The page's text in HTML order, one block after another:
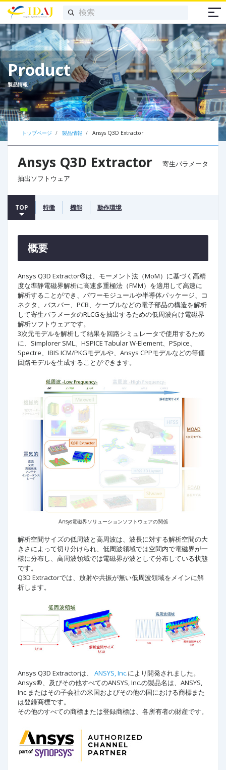
Product
製品情報
トップページ 製品情報 Ansys Q3D Extractor
Ansys Q3D Extractor
寄生パラメータ
抽出ソフトウェア
TOP 特徴 機能 動作環境
概要
Ansys Q3D Extractor®は、モーメント法（MoM）に基づく高精
度な準静電磁界解析に高速多重極法（FMM）を適用して高速に
解析することができ、パワーモジュールや半導体パッケージ、コ
ネクタ、バスバー、PCB、ケーブルなどの電子部品の構造を解析
して寄生パラメータのRLCGを抽出するための低周波向け電磁界
解析ソフトウェアです。
3次元モデルを解析して結果を回路シミュレータで使用するため
に、Simplorer SML、HSPICE Tabular W-Element、PSpice、
Spectre、IBIS ICM/PKGモデルや、Ansys CPPモデルなどの等価
回路モデルを生成することができます。
Ansys電磁界ソリューションソフトウェアの関係
解析空間サイズの低周波と高周波は、波長に対する解析空間の大
きさによって切り分けられ、低周波領域では空間内で電磁界が一
様に分布し、高周波領域では電磁界が波として分布している状態
です。
Q3D Extractorでは、放射や共振が無い低周波領域をメインに解
析します。
Ansys Q3D Extractorは、 ANSYS, Inc.により開発されました。
Ansys®、及びその他すべてのANSYS, Inc.の製品名は、ANSYS,
Inc.またはその子会社の米国およびその他の国における商標また
は登録商標です。
その他のすべての商標または登録商標は、各所有者の財産です。